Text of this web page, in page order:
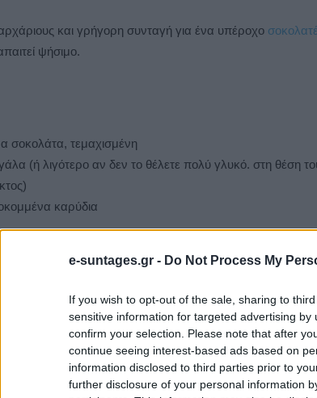
e-suntages.gr - Do Not Process My
If you wish to opt-out of the sale, sharing to
sensitive information for targeted advertising
confirm your selection. Please note that after
continue seeing interest-based ads based on
information disclosed to third parties prior to
further disclosure of your personal information
και γρήγορη συνταγή για ένα υπέροχο
ψήσιμο.
σοκολάτα, τεμαχισμένη
(ή λιγότερο αν δεν το θέλετε πολύ γλυκό. στη θέση
καρύδια
ταψάκι ένα φύλλο λαδόκολλας και αλείψτε το με
με το ζαχαρούχο γάλα σε μπεν μαρι και ανακατέψτε στο
στο ταψί.